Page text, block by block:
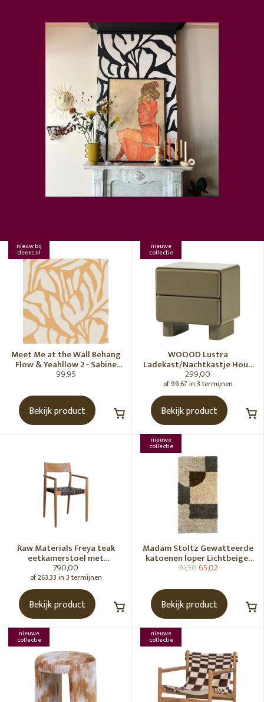
nieuw bij
deens.nl
Meet Me at the Wall Behang
Flow & Yeahllow 2 - Sabine
van Vessem
99,95
Bekijk product
nieuwe
collectie
WOOOD Lustra
Ladekast/Nachtkastje Hout
Hoogglans Groen [Fsc]
299,00
of 99,67 in 3 termijnen
Bekijk product
Raw Materials Freya teak
eetkamerstoel met
armleuning - Zwart (set of 2)
790,00
of 263,33 in 3 termijnen
Bekijk product
nieuwe
collectie
Madam Stoltz Gewatteerde
katoenen loper Lichtbeige,
gebroken wit, grijs, groen
76,5065,02
Bekijk product
nieuwe
collectie
nieuwe
collectie